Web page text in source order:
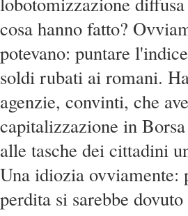
cosa hanno fatto?
potevano: puntare
soldi rubati ai romani.
agenzie, convinti, che
capitalizzazione in
alle tasche dei cittadini
Una idiozia ovviamente:
perdita si sarebbe